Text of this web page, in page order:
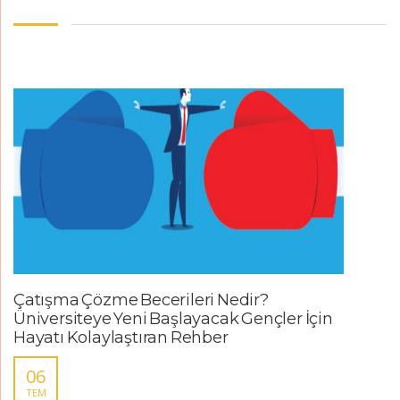
Çatışma Çözme Becerileri Nedir?
Üniversiteye Yeni Başlayacak Gençler İçin
Hayatı Kolaylaştıran Rehber
06
TEM